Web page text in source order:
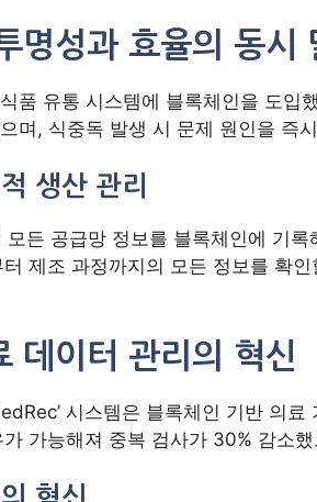
명성과 효율의 동시
품 유통 시스템에 블록체인을 도입
며, 식중독 발생 시 문제 원인을 즉
생산 관리
든 공급망 정보를 블록체인에 기
제조 과정까지의 모든 정보를 확
데이터 관리의 혁신
시스템은 블록체인 기반 의
가능해져 중복 검사가 30% 감소